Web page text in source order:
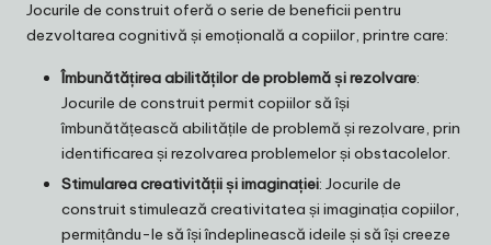
Jocurile de construit oferă o serie de beneficii pentru
dezvoltarea cognitivă și emoțională a copiilor, printre care:
Îmbunătățirea abilităților de problemă și rezolvare:
Jocurile de construit permit copiilor să își
îmbunătățească abilitățile de problemă și rezolvare, prin
identificarea și rezolvarea problemelor și obstacolelor.
Stimularea creativității și imaginației: Jocurile de
construit stimulează creativitatea și imaginația copiilor,
permițându-le să își îndeplinească ideile și să își creeze